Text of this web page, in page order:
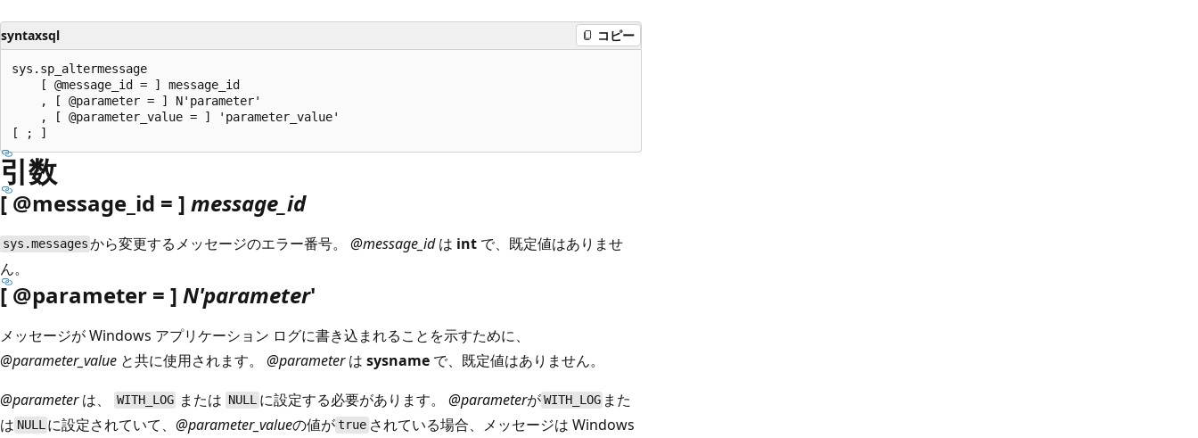
syntaxsql コピー
sys.sp_altermessage
    [ @message_id = ] message_id
    , [ @parameter = ] N'parameter'
    , [ @parameter_value = ] 'parameter_value'
引数
[ @message_id = ] message_id
sys.messages から変更するメッセージのエラー番号。@message_idは int で、既定値はありませ
ん。
[ @parameter = ] N'parameter'
メッセージが Windows アプリケーション ログに書き込まれることを示すために、
@parameter_value と共に使用されます。 @parameterは sysname で、既定値はありません。
@parameterは、 WITH_LOG または NULLに設定する必要があります。 @parameterがWITH_LOG また
は NULL に設定されていて、@parameter_valueの値がtrueされている場合、メッセージは Windows